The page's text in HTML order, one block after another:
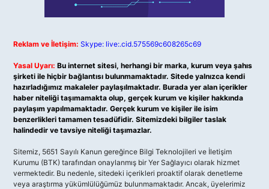
Reklam ve İletişim: Skype: live:.cid.575569c608265c69
Yasal Uyarı: Bu internet sitesi, herhangi bir marka, kurum veya şahıs
şirketi ile hiçbir bağlantısı bulunmamaktadır. Sitede yalnızca kendi
hazırladığımız makaleler paylaşılmaktadır. Burada yer alan içerikler
haber niteliği taşımamakta olup, gerçek kurum ve kişiler hakkında
paylaşım yapılmamaktadır. Gerçek kurum ve kişiler ile isim
benzerlikleri tamamen tesadüfidir. Sitemizdeki bilgiler taslak
halindedir ve tavsiye niteliği taşımazlar.
Sitemiz, 5651 Sayılı Kanun gereğince Bilgi Teknolojileri ve İletişim
Kurumu (BTK) tarafından onaylanmış bir Yer Sağlayıcı olarak hizmet
vermektedir. Bu nedenle, sitedeki içerikleri proaktif olarak denetleme
veya araştırma yükümlülüğümüz bulunmamaktadır. Ancak, üyelerimiz